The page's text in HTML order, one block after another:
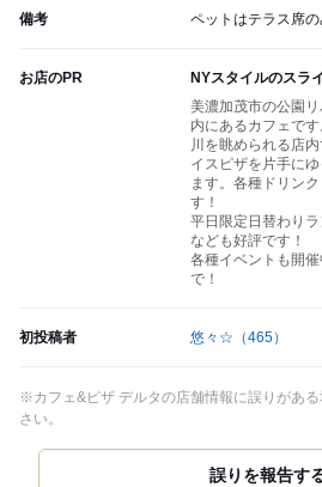
備考 ペットはテラス席
お店のPR
NYスタイルのスラ
美濃加茂市の公園
内にあるカフェです
川を眺められる店
イスピザを片手に
ます。各種ドリン
す！
平日限定日替わり
なども好評です！
各種イベントも開
で！
初投稿者 悠々☆ （465）
※カフェ&ピザ デルタの店舗情報に誤りがあ
さい。
誤りを報告す